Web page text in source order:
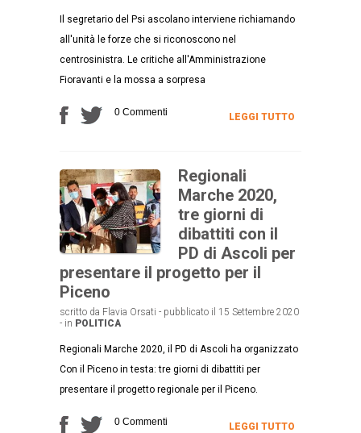
Il segretario del Psi ascolano interviene richiamando
all'unità le forze che si riconoscono nel
centrosinistra. Le critiche all'Amministrazione
Fioravanti e la mossa a sorpresa
0 Commenti LEGGI TUTTO
Regionali
Marche 2020,
tre giorni di
dibattiti con il
PD di Ascoli per
presentare il progetto per il
Piceno
scritto da Flavia Orsati - pubblicato il 15 Settembre 2020
- in POLITICA
Regionali Marche 2020, il PD di Ascoli ha organizzato
Con il Piceno in testa: tre giorni di dibattiti per
presentare il progetto regionale per il Piceno.
0 Commenti LEGGI TUTTO